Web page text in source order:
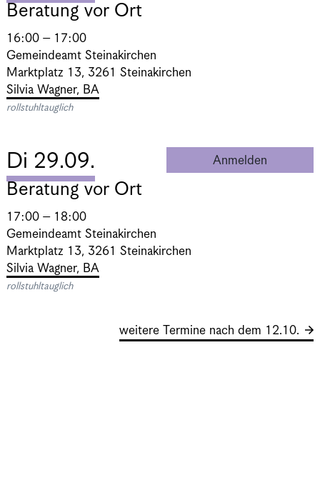
Beratung vor Ort
16:00 – 17:00
Gemeindeamt Steinakirchen
Marktplatz 13, 3261 Steinakirchen
Silvia Wagner, BA
rollstuhltauglich
Di 29.09. Anmelden
Beratung vor Ort
17:00 – 18:00
Gemeindeamt Steinakirchen
Marktplatz 13, 3261 Steinakirchen
Silvia Wagner, BA
rollstuhltauglich
weitere Termine nach dem 12.10.